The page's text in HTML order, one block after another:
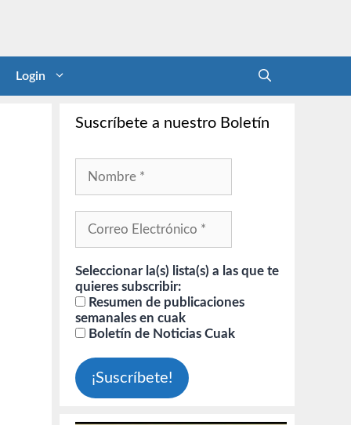
Login
Suscríbete a nuestro Boletín
Seleccionar la(s) lista(s) a las que te
quieres subscribir:
Resumen de publicaciones
semanales en cuak
Boletín de Noticias Cuak